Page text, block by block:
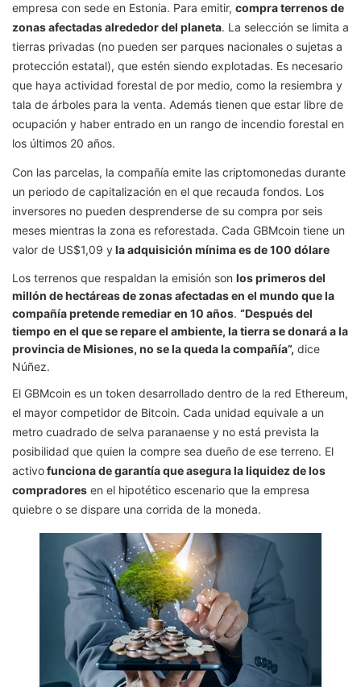
empresa con sede en Estonia. Para emitir, compra terrenos de
zonas afectadas alrededor del planeta. La selección se limita a
tierras privadas (no pueden ser parques nacionales o sujetas a
protección estatal), que estén siendo explotadas. Es necesario
que haya actividad forestal de por medio, como la resiembra y
tala de árboles para la venta. Además tienen que estar libre de
ocupación y haber entrado en un rango de incendio forestal en
los últimos 20 años.
Con las parcelas, la compañía emite las criptomonedas durante
un periodo de capitalización en el que recauda fondos. Los
inversores no pueden desprenderse de su compra por seis
meses mientras la zona es reforestada. Cada GBMcoin tiene un
valor de US$1,09 yla adquisición mínima es de 100 dólare
Los terrenos que respaldan la emisión son los primeros del
millón de hectáreas de zonas afectadas en el mundo que la
compañía pretende remediar en 10 años. “Después del
tiempo en el que se repare el ambiente, la tierra se donará a la
provincia de Misiones, no se la queda la compañía”, dice
Núñez.
El GBMcoin es un token desarrollado dentro de la red Ethereum,
el mayor competidor de Bitcoin. Cada unidad equivale a un
metro cuadrado de selva paranaense y no está prevista la
posibilidad que quien la compre sea dueño de ese terreno. El
activofunciona de garantía que asegura la liquidez de los
compradores en el hipotético escenario que la empresa
quiebre o se dispare una corrida de la moneda.